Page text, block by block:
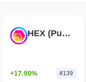
di lettura
HEX (Pulsechain)
+17.90% #139